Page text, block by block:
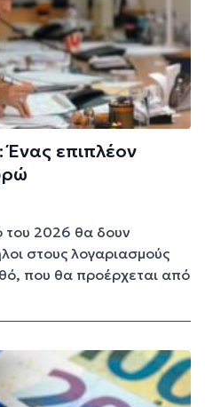
Ένας επιπλέον
2026 θα δουν
στους λογαριασμούς
που θα προέρχεται από